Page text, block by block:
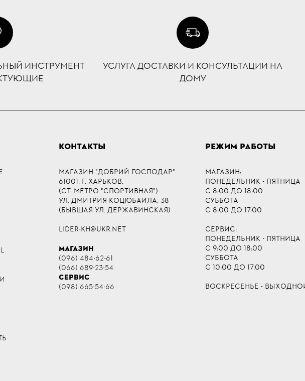
ИНСТРУМЕНТ
УСЛУГА ДОСТАВКИ И КОНСУЛЬТАЦИИ НА
ДОМУ
КОНТАКТЫ
МАГАЗИН "ДОБРИЙ ГОСПОДАР"
61001, Г. ХАРЬКОВ,
(СТ. МЕТРО "СПОРТИВНАЯ")
УЛ. ДМИТРИЯ КОЦЮБАЙЛА, 38
(БЫВШАЯ УЛ. ДЕРЖАВИНСКАЯ)
LIDER-KH@UKR.NET
МАГАЗИН
(096) 484-62-61
(066) 689-23-54
СЕРВИС
(098) 665-54-66
РЕЖИМ РАБОТЫ
МАГАЗИН:
ПОНЕДЕЛЬНИК - ПЯТНИЦА
С 8:00 ДО 18:00
СУББОТА
С 8:00 ДО 17:00
СЕРВИС:
ПОНЕДЕЛЬНИК - ПЯТНИЦА
С 9:00 ДО 18:00
СУББОТА
С 10:00 ДО 17:00
ВОСКРЕСЕНЬЕ -